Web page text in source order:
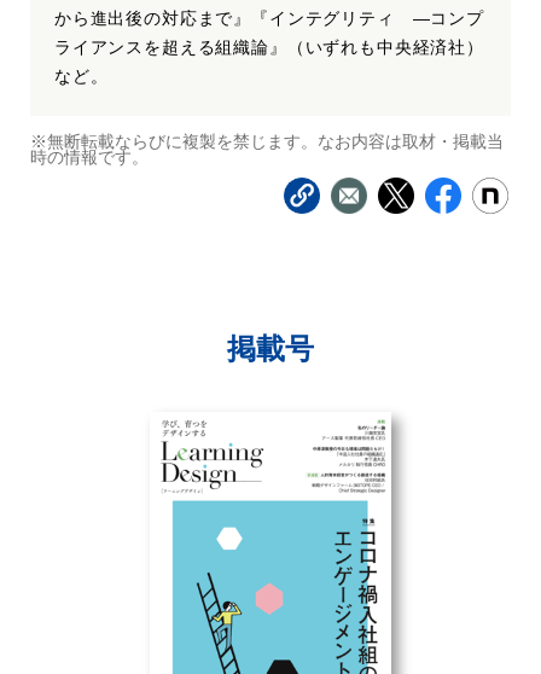
から進出後の対応まで』『インテグリティ ―コンプ
ライアンスを超える組織論』（いずれも中央経済社）
など。
※無断転載ならびに複製を禁じます。なお内容は取材・掲載当
時の情報です。
掲載号